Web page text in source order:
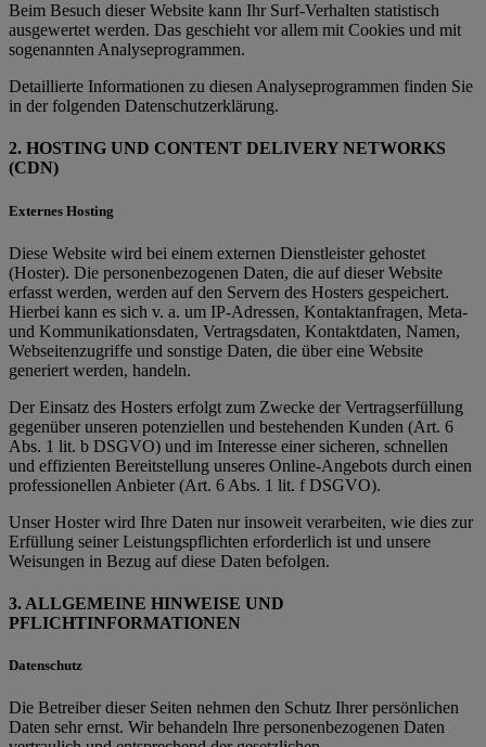
Beim Besuch dieser Website kann Ihr Surf-Verhalten statistisch
ausgewertet werden. Das geschieht vor allem mit Cookies und mit
sogenannten Analyseprogrammen.
Detaillierte Informationen zu diesen Analyseprogrammen finden Sie
in der folgenden Datenschutzerklärung.
2. HOSTING UND CONTENT DELIVERY NETWORKS
(CDN)
Externes Hosting
Diese Website wird bei einem externen Dienstleister gehostet
(Hoster). Die personenbezogenen Daten, die auf dieser Website
erfasst werden, werden auf den Servern des Hosters gespeichert.
Hierbei kann es sich v. a. um IP-Adressen, Kontaktanfragen, Meta-
und Kommunikationsdaten, Vertragsdaten, Kontaktdaten, Namen,
Webseitenzugriffe und sonstige Daten, die über eine Website
generiert werden, handeln.
Der Einsatz des Hosters erfolgt zum Zwecke der Vertragserfüllung
gegenüber unseren potenziellen und bestehenden Kunden (Art. 6
Abs. 1 lit. b DSGVO) und im Interesse einer sicheren, schnellen
und effizienten Bereitstellung unseres Online-Angebots durch einen
professionellen Anbieter (Art. 6 Abs. 1 lit. f DSGVO).
Unser Hoster wird Ihre Daten nur insoweit verarbeiten, wie dies zur
Erfüllung seiner Leistungspflichten erforderlich ist und unsere
Weisungen in Bezug auf diese Daten befolgen.
3. ALLGEMEINE HINWEISE UND
PFLICHTINFORMATIONEN
Datenschutz
Die Betreiber dieser Seiten nehmen den Schutz Ihrer persönlichen
Daten sehr ernst. Wir behandeln Ihre personenbezogenen Daten